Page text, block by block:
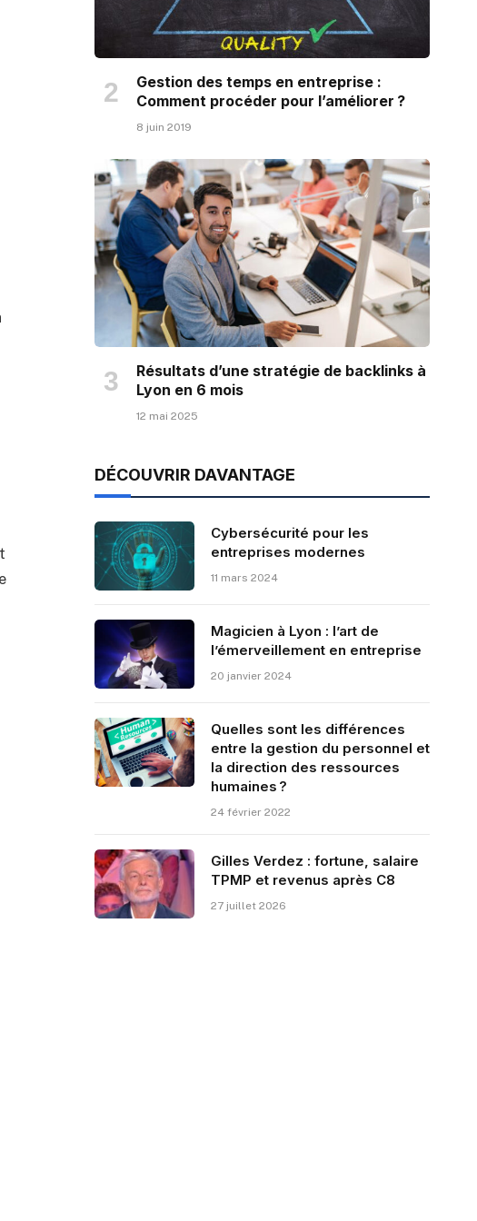
Gestion des temps en entreprise :
Comment procéder pour l’améliorer ?
8 juin 2019
Résultats d’une stratégie de backlinks à
Lyon en 6 mois
12 mai 2025
DÉCOUVRIR DAVANTAGE
Cybersécurité pour les
entreprises modernes
11 mars 2024
Magicien à Lyon : l’art de
l’émerveillement en entreprise
20 janvier 2024
Quelles sont les différences
entre la gestion du personnel et
la direction des ressources
humaines ?
24 février 2022
Gilles Verdez : fortune, salaire
TPMP et revenus après C8
27 juillet 2026